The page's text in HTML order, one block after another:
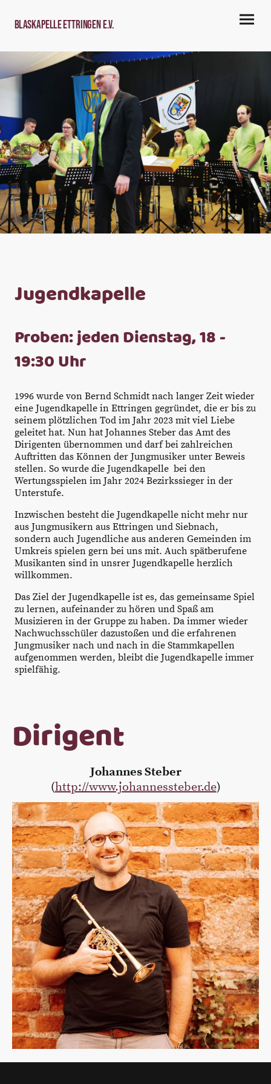
Blaskapelle Ettringen e.V.
Jugendkapelle
Proben: jeden Dienstag, 18 -
19:30 Uhr
1996 wurde von Bernd Schmidt nach langer Zeit wieder
eine Jugendkapelle in Ettringen gegründet, die er bis zu
seinem plötzlichen Tod im Jahr 2023 mit viel Liebe
geleitet hat. Nun hat Johannes Steber das Amt des
Dirigenten übernommen und darf bei zahlreichen
Auftritten das Können der Jungmusiker unter Beweis
stellen. So wurde die Jugendkapelle bei den
Wertungsspielen im Jahr 2024 Bezirkssieger in der
Unterstufe.
Inzwischen besteht die Jugendkapelle nicht mehr nur
aus Jungmusikern aus Ettringen und Siebnach,
sondern auch Jugendliche aus anderen Gemeinden im
Umkreis spielen gern bei uns mit. Auch spätberufene
Musikanten sind in unsrer Jugendkapelle herzlich
willkommen.
Das Ziel der Jugendkapelle ist es, das gemeinsame Spiel
zu lernen, aufeinander zu hören und Spaß am
Musizieren in der Gruppe zu haben. Da immer wieder
Nachwuchsschüler dazustoßen und die erfahrenen
Jungmusiker nach und nach in die Stammkapellen
aufgenommen werden, bleibt die Jugendkapelle immer
spielfähig.
Dirigent
Johannes Steber
(http://www.johannessteber.de)